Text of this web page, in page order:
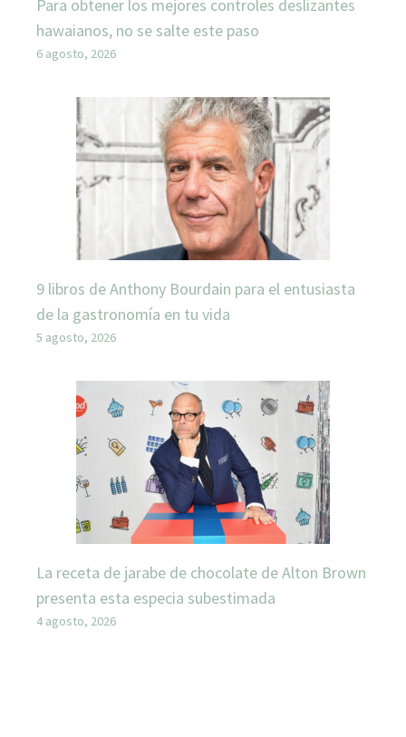
Para obtener los mejores controles deslizantes
hawaianos, no se salte este paso
6 agosto, 2026
9 libros de Anthony Bourdain para el entusiasta
de la gastronomía en tu vida
5 agosto, 2026
La receta de jarabe de chocolate de Alton Brown
presenta esta especia subestimada
4 agosto, 2026